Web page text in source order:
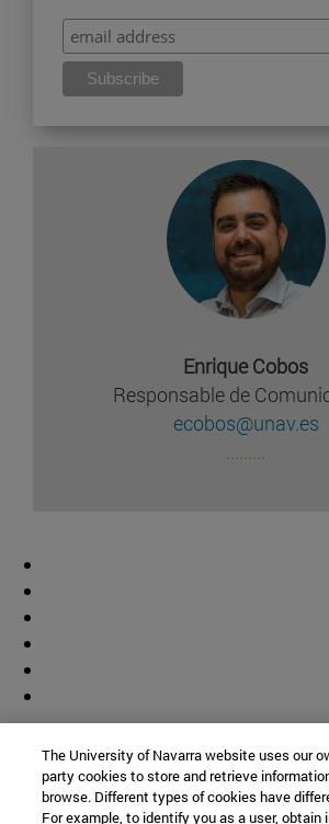
Enrique Cobos
Responsable de
ecobos@unav.es
.........
The University of Navarra website uses our
party cookies to store and retrieve
browse. Different types of cookies have
For example, to identify you as a user, obtain